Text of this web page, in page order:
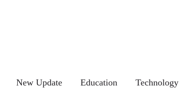
New Update Education Technology